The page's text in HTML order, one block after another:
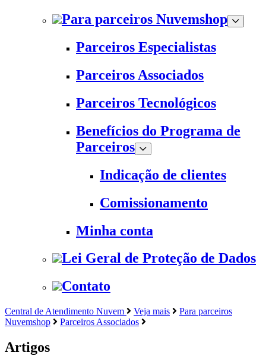
Para parceiros Nuvemshop
Parceiros Especialistas
Parceiros Associados
Parceiros Tecnológicos
Benefícios do Programa de
Parceiros
Indicação de clientes
Comissionamento
Minha conta
Lei Geral de Proteção de Dados
Contato
Central de Atendimento Nuvem Veja mais
Para parceiros
Nuvemshop
Parceiros Associados
Artigos